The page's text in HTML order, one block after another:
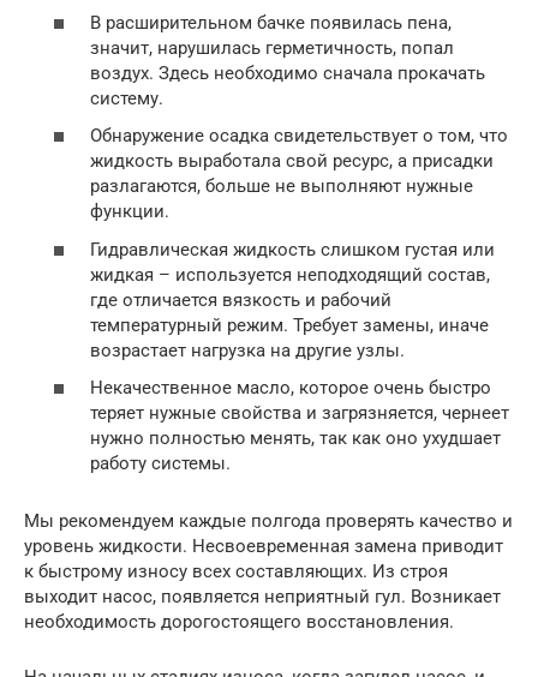
В расширительном бачке появилась пена,
значит, нарушилась герметичность, попал
воздух. Здесь необходимо сначала прокачать
систему.
Обнаружение осадка свидетельствует о том, что
жидкость выработала свой ресурс, а присадки
разлагаются, больше не выполняют нужные
функции.
Гидравлическая жидкость слишком густая или
жидкая – используется неподходящий состав,
где отличается вязкость и рабочий
температурный режим. Требует замены, иначе
возрастает нагрузка на другие узлы.
Некачественное масло, которое очень быстро
теряет нужные свойства и загрязняется, чернеет
нужно полностью менять, так как оно ухудшает
работу системы.
Мы рекомендуем каждые полгода проверять качество и
уровень жидкости. Несвоевременная замена приводит
к быстрому износу всех составляющих. Из строя
выходит насос, появляется неприятный гул. Возникает
необходимость дорогостоящего восстановления.